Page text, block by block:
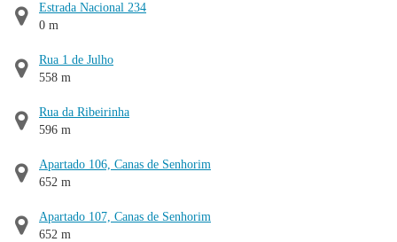
Estrada Nacional 234
0 m
Rua 1 de Julho
558 m
Rua da Ribeirinha
596 m
Apartado 106, Canas de Senhorim
652 m
Apartado 107, Canas de Senhorim
652 m